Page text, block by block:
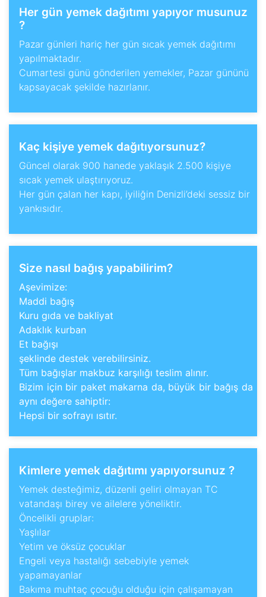
Her gün yemek dağıtımı yapıyor musunuz
?
Pazar günleri hariç her gün sıcak yemek dağıtımı
yapılmaktadır.
Cumartesi günü gönderilen yemekler, Pazar gününü
kapsayacak şekilde hazırlanır.
Kaç kişiye yemek dağıtıyorsunuz?
Güncel olarak 900 hanede yaklaşık 2.500 kişiye
sıcak yemek ulaştırıyoruz.
Her gün çalan her kapı, iyiliğin Denizli’deki sessiz bir
yankısıdır.
Size nasıl bağış yapabilirim?
Aşevimize:
Maddi bağış
Kuru gıda ve bakliyat
Adaklık kurban
Et bağışı
şeklinde destek verebilirsiniz.
Tüm bağışlar makbuz karşılığı teslim alınır.
Bizim için bir paket makarna da, büyük bir bağış da
aynı değere sahiptir:
Hepsi bir sofrayı ısıtır.
Kimlere yemek dağıtımı yapıyorsunuz ?
Yemek desteğimiz, düzenli geliri olmayan TC
vatandaşı birey ve ailelere yöneliktir.
Öncelikli gruplar:
Yaşlılar
Yetim ve öksüz çocuklar
Engeli veya hastalığı sebebiyle yemek
yapamayanlar
Bakıma muhtaç çocuğu olduğu için çalışamayan